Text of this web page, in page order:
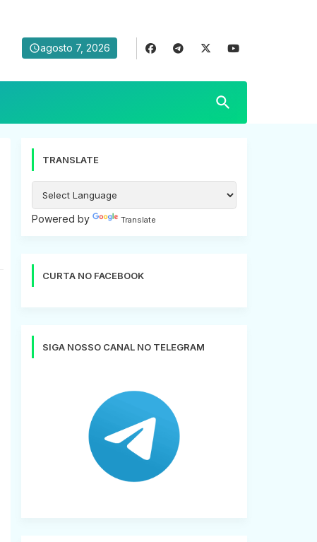
agosto 7, 2026
TRANSLATE
Powered by Translate
CURTA NO FACEBOOK
SIGA NOSSO CANAL NO TELEGRAM